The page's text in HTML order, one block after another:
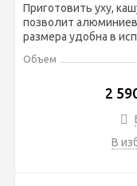
Приготовить уху,
позволит
размера удобна в
Объем
2
В